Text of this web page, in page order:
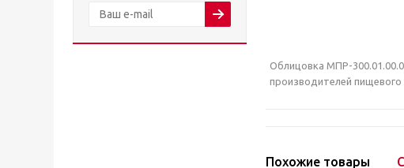
Облицовка МПР-
производителей
Похожие товары